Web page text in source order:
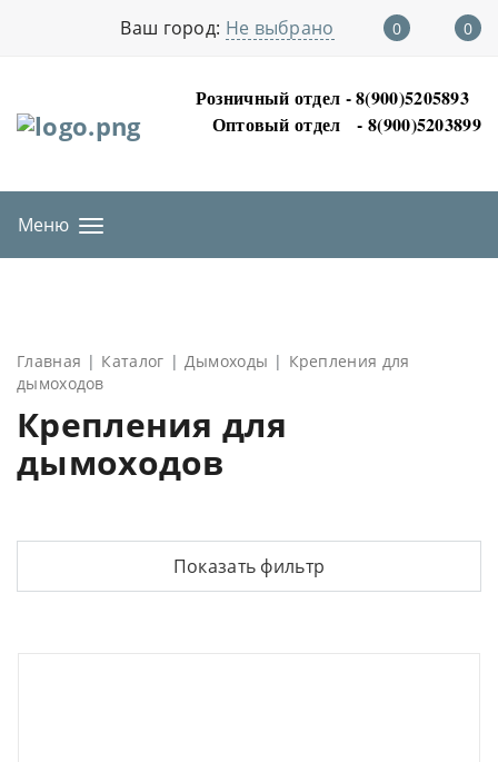
Ваш город: Не выбрано 0 0
Розничный отдел - 8(900)5205893
Оптовый отдел- 8(900)5203899
Меню
Главная Каталог Дымоходы
Крепления для
дымоходов
Крепления для
дымоходов
Показать фильтр